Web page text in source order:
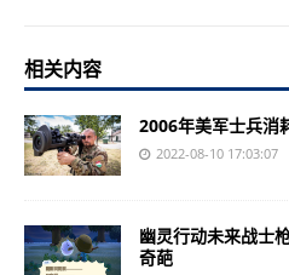
相关内容
2006年美军士兵消
2022-08-10 17:03:07
幽灵行动未来战士
奇葩